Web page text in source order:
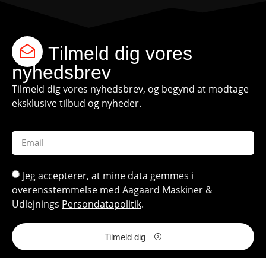
Tilmeld dig vores
nyhedsbrev
Tilmeld dig vores nyhedsbrev, og begynd at modtage
eksklusive tilbud og nyheder.
Jeg accepterer, at mine data gemmes i
overensstemmelse med Aagaard Maskiner &
Udlejnings Persondatapolitik.
Tilmeld dig